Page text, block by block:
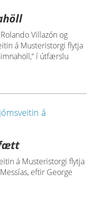
Villazón og
á Musteristorgi flytja
í útfærslu
fætt
á Musteristorgi flytja
eftir George